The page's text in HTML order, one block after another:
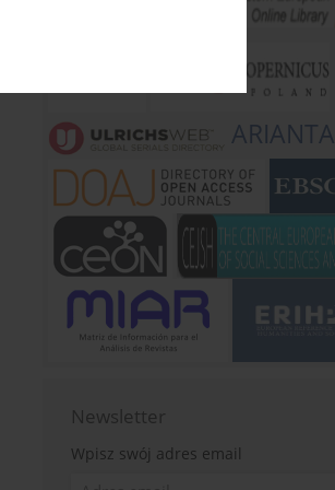
ARIANTA
Newsletter
Wpisz swój adres email